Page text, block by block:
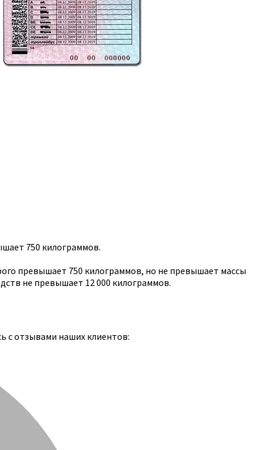
750 килограммов.
превышает 750 килограммов, но не превышает массы
не превышает 12 000 килограммов.
с отзывами наших клиентов: